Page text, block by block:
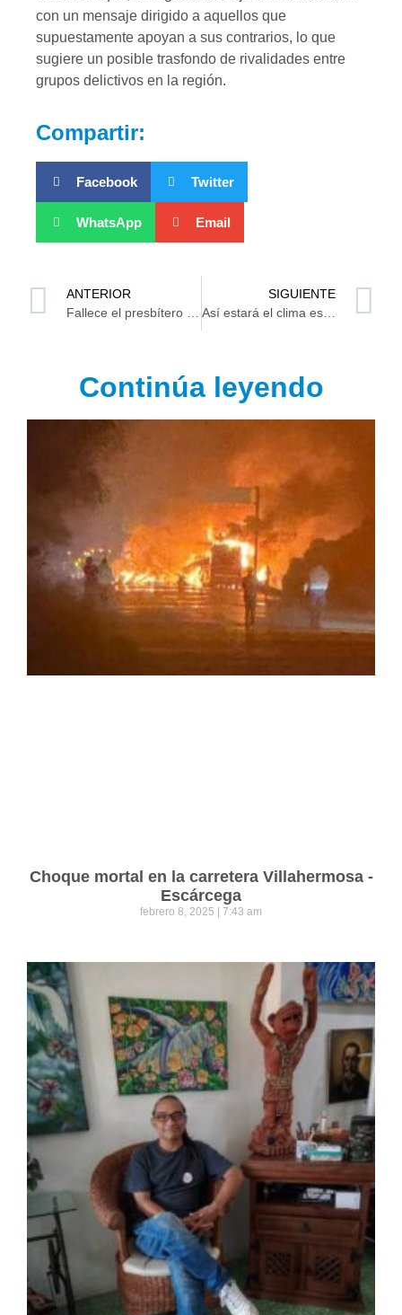
con un mensaje dirigido a aquellos que
supuestamente apoyan a sus contrarios, lo que
sugiere un posible trasfondo de rivalidades entre
grupos delictivos en la región.
Compartir:
Facebook Twitter
WhatsApp Email
ANTERIOR
SIGUIENTE
Así estará el clima este viernes en Tabasco
Continúa leyendo
Choque mortal en la carretera Villahermosa -
Escárcega
febrero 8, 2025 7:43 am